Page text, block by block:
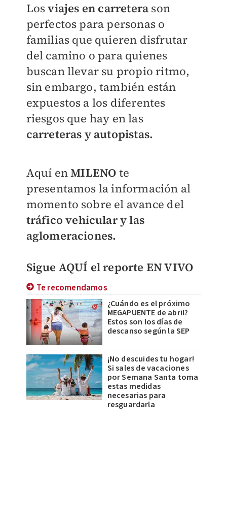
Losviajes en carretera son
perfectos para personas o
familias que quieren disfrutar
del camino o para quienes
buscan llevar su propio ritmo,
sin embargo, también están
expuestos a los diferentes
riesgos que hay en las
carreteras y autopistas.
Aquí enMILENO te
presentamos la información al
momento sobre el avance del
tráfico vehicular y las
aglomeraciones.
Sigue AQUÍ el reporte EN VIVO
Te recomendamos
¿Cuándo es el próximo
MEGAPUENTE de abril?
Estos son los días de
descanso según la SEP
¡No descuides tu hogar!
Si sales de vacaciones
por Semana Santa toma
estas medidas
necesarias para
resguardarla